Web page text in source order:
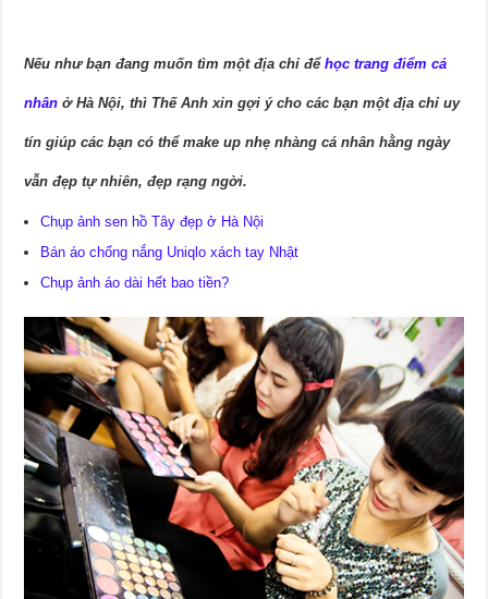
Nếu như bạn đang muốn tìm một địa chỉ đểhọc trang điểm cá
nhân ở Hà Nội, thì Thế Anh xin gợi ý cho các bạn một địa chỉ uy
tín giúp các bạn có thể make up nhẹ nhàng cá nhân hằng ngày
vẫn đẹp tự nhiên, đẹp rạng ngời.
Chụp ảnh sen hồ Tây đẹp ở Hà Nội
Bán áo chống nắng Uniqlo xách tay Nhật
Chụp ảnh áo dài hết bao tiền?